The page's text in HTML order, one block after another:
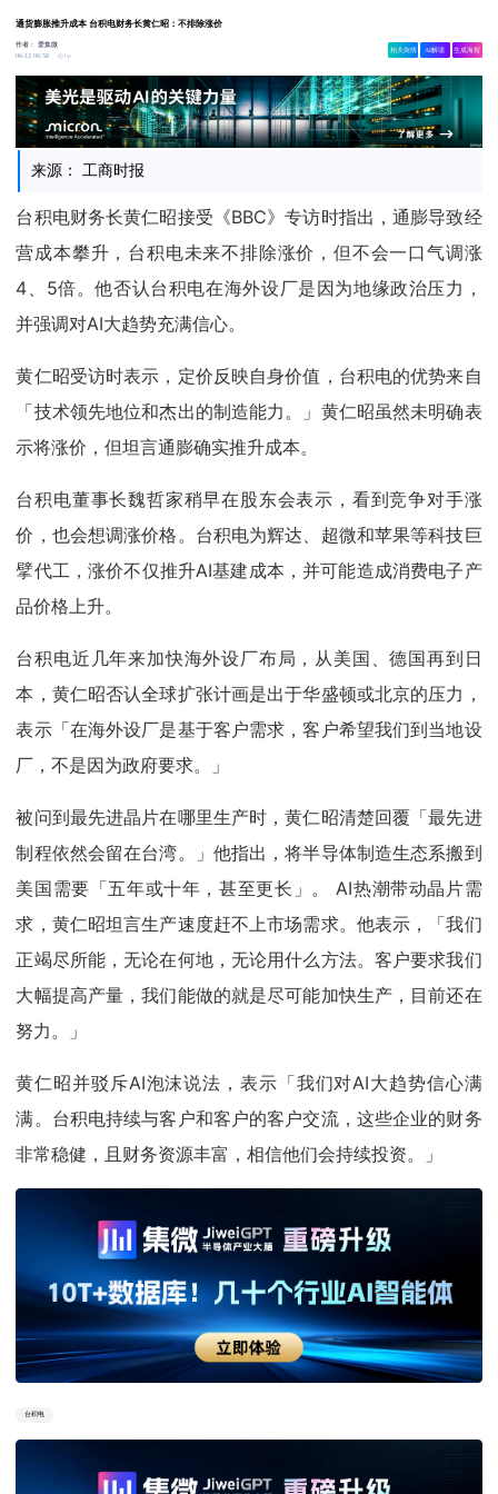
通货膨胀推升成本 台积电财务长黄仁昭：不排除涨价
作者：爱集微
06-12 06:58
1w
相关舆情 AI解读 生成海报
来源： 工商时报
台积电财务长黄仁昭接受《BBC》专访时指出，通膨导致经
营成本攀升，台积电未来不排除涨价，但不会一口气调涨
4、5倍。他否认台积电在海外设厂是因为地缘政治压力，
并强调对AI大趋势充满信心。
黄仁昭受访时表示，定价反映自身价值，台积电的优势来自
「技术领先地位和杰出的制造能力。」黄仁昭虽然未明确表
示将涨价，但坦言通膨确实推升成本。
台积电董事长魏哲家稍早在股东会表示，看到竞争对手涨
价，也会想调涨价格。台积电为辉达、超微和苹果等科技巨
擘代工，涨价不仅推升AI基建成本，并可能造成消费电子产
品价格上升。
台积电近几年来加快海外设厂布局，从美国、德国再到日
本，黄仁昭否认全球扩张计画是出于华盛顿或北京的压力，
表示「在海外设厂是基于客户需求，客户希望我们到当地设
厂，不是因为政府要求。」
被问到最先进晶片在哪里生产时，黄仁昭清楚回覆「最先进
制程依然会留在台湾。」他指出，将半导体制造生态系搬到
美国需要「五年或十年，甚至更长」。 AI热潮带动晶片需
求，黄仁昭坦言生产速度赶不上市场需求。他表示，「我们
正竭尽所能，无论在何地，无论用什么方法。客户要求我们
大幅提高产量，我们能做的就是尽可能加快生产，目前还在
努力。」
黄仁昭并驳斥AI泡沫说法，表示「我们对AI大趋势信心满
满。台积电持续与客户和客户的客户交流，这些企业的财务
非常稳健，且财务资源丰富，相信他们会持续投资。」
台积电